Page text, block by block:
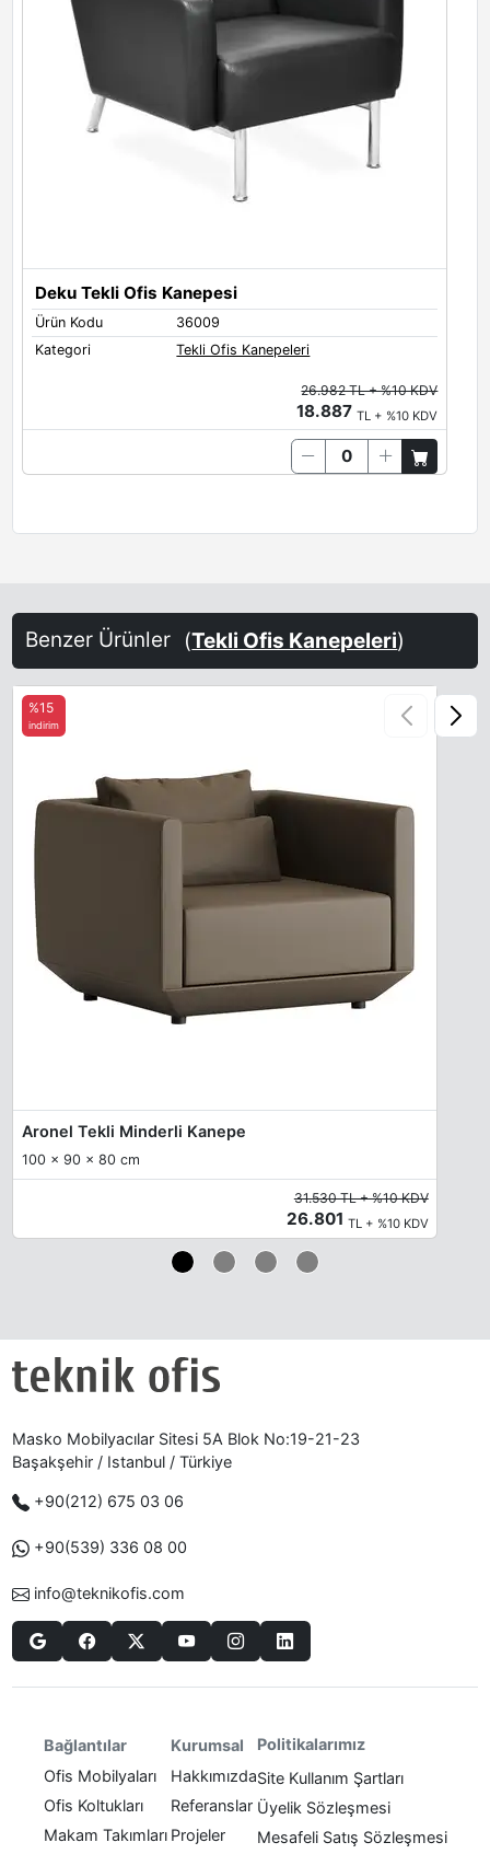
Deku Tekli Ofis Kanepesi
Ürün Kodu
36009
Kategori
Tekli Ofis Kanepeleri
26.982 TL + %10 KDV
18.887TL + %10 KDV
Benzer Ürünler (Tekli Ofis Kanepeleri)
Aronel Tekli Minderli Kanepe
100 x 90 x 80 cm
%15
indirim
31.530 TL + %10 KDV
26.801 TL + %10 KDV
Masko Mobilyacılar Sitesi 5A Blok No:19-21-23
Başakşehir / Istanbul / Türkiye
+90(212) 675 03 06
+90(539) 336 08 00
info@teknikofis.com
Bağlantılar
Ofis Mobilyaları
Ofis Koltukları
Makam Takımları
Kurumsal
Hakkımızda
Referanslar
Projeler
Politikalarımız
Site Kullanım Şartları
Üyelik Sözleşmesi
Mesafeli Satış Sözleşmesi